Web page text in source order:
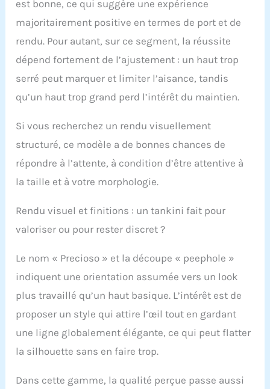
utilisation, lavez votre
Miraclesuit à la main
dans de l'eau froide et
claire et suspendez-la
pour sécher. Ne pas
utiliser d'eau de Javel.
Ne pas repasser ni
sécher au sèche-linge.
la durée de vie de votre
maillot de bain afin
que vous puissiez en
profiter encore plus
longtemps
est bonne, ce qui suggère une expérience
majoritairement positive en termes de port et de
rendu. Pour autant, sur ce segment, la réussite
dépend fortement de l’ajustement : un haut trop
serré peut marquer et limiter l’aisance, tandis
qu’un haut trop grand perd l’intérêt du maintien.
Si vous recherchez un rendu visuellement
structuré, ce modèle a de bonnes chances de
répondre à l’attente, à condition d’être attentive à
la taille et à votre morphologie.
Rendu visuel et finitions : un tankini fait pour
valoriser ou pour rester discret ?
Le nom « Precioso » et la découpe « peephole »
indiquent une orientation assumée vers un look
plus travaillé qu’un haut basique. L’intérêt est de
proposer un style qui attire l’œil tout en gardant
une ligne globalement élégante, ce qui peut flatter
la silhouette sans en faire trop.
Dans cette gamme, la qualité perçue passe aussi